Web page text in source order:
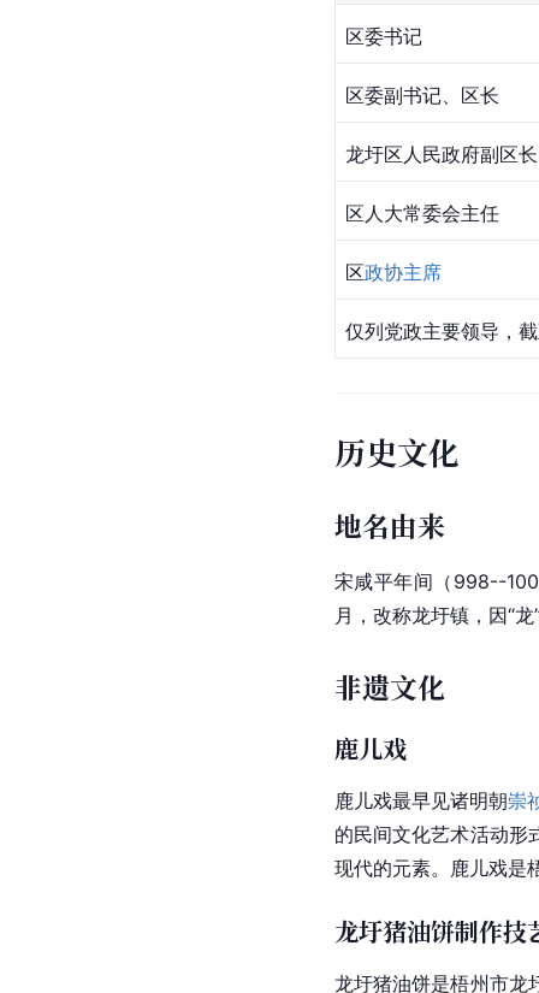
区委书记
区委副书记、区长
龙圩区人民政府副区长
区人大常委会主任
区政协主席
仅列党政主要领导，
历史文化
地名由来
宋咸平年间（998--
月，改称龙圩镇，因“
非遗文化
鹿儿戏
鹿儿戏最早见诸明朝崇
的民间文化艺术活动形
现代的元素。鹿儿戏是
龙圩猪油饼制作技
龙圩猪油饼是梧州市龙